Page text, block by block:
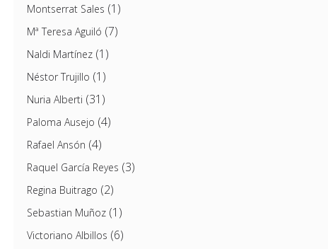
Montserrat Sales (1)
Mª Teresa Aguiló (7)
Naldi Martínez(1)
Néstor Trujillo (1)
Nuria Alberti (31)
Paloma Ausejo (4)
Rafael Ansón (4)
Raquel García Reyes (3)
Regina Buitrago (2)
Sebastian Muñoz(1)
Victoriano Albillos (6)